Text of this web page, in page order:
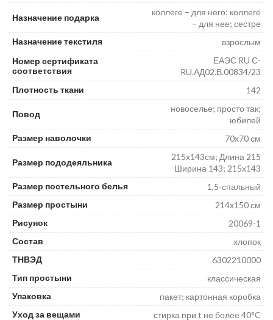
Назначение подарка
коллеге – для него; коллеге
– для нее; сестре
Назначение текстиля
взрослым
Номер сертификата
соответствия
ЕАЭС RU С-
RU.АД02.В.00834/23
Плотность ткани
142
Повод
новоселье; просто так;
юбилей
Размер наволочки
70х70 см
Размер пододеяльника
215х143см; Длина 215
Ширина 143; 215х143
Размер постельного белья
1,5-спальный
Размер простыни
214х150 см
Рисунок
20069-1
Состав
хлопок
ТНВЭД
6302210000
Тип простыни
классическая
Упаковка
пакет; картонная коробка
Уход за вещами
стирка при t не более 40°C